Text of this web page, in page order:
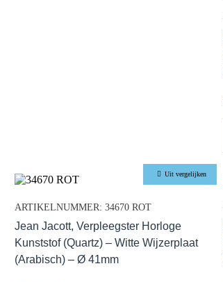
Uit vergelijken
ARTIKELNUMMER: 34670 ROT
Jean Jacott, Verpleegster Horloge
Kunststof (Quartz) – Witte Wijzerplaat
(Arabisch) – Ø 41mm